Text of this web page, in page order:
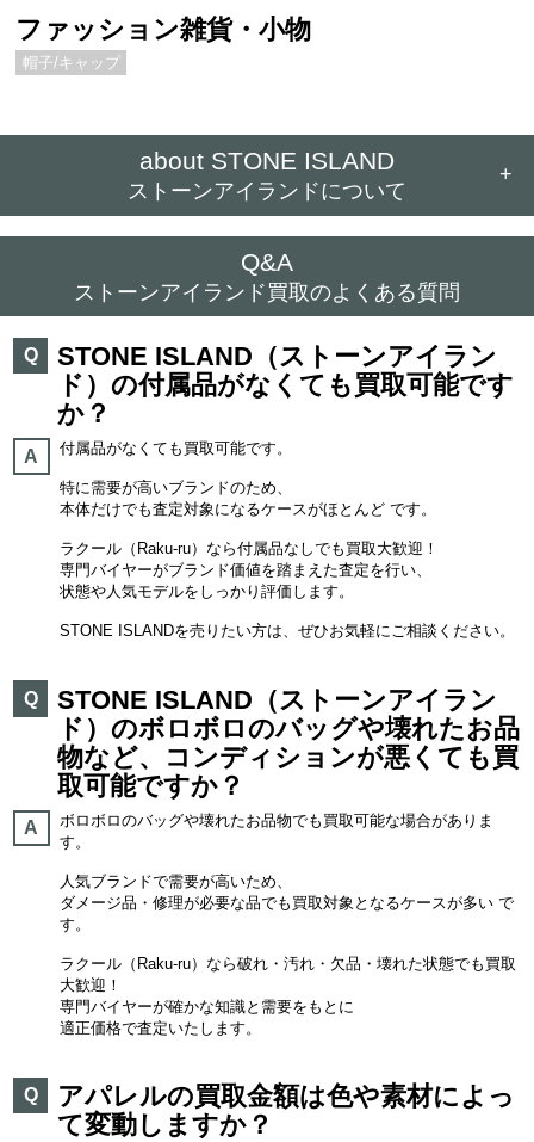
ファッション雑貨・小物
帽子/キャップ
about STONE ISLAND
ストーンアイランドについて
+
Q&A
ストーンアイランド買取のよくある質問
Q
STONE ISLAND（ストーンアイラン
ド）の付属品がなくても買取可能です
か？
A 付属品がなくても買取可能です。
特に需要が高いブランドのため、
本体だけでも査定対象になるケースがほとんど です。
ラクール（Raku-ru）なら付属品なしでも買取大歓迎！
専門バイヤーがブランド価値を踏まえた査定を行い、
状態や人気モデルをしっかり評価します。
STONE ISLANDを売りたい方は、ぜひお気軽にご相談ください。
Q
STONE ISLAND（ストーンアイラン
ド）のボロボロのバッグや壊れたお品
物など、コンディションが悪くても買
取可能ですか？
A
ボロボロのバッグや壊れたお品物でも買取可能な場合がありま
す。
人気ブランドで需要が高いため、
ダメージ品・修理が必要な品でも買取対象となるケースが多い で
す。
ラクール（Raku-ru）なら破れ・汚れ・欠品・壊れた状態でも買取
大歓迎！
専門バイヤーが確かな知識と需要をもとに
適正価格で査定いたします。
Q
アパレルの買取金額は色や素材によっ
て変動しますか？